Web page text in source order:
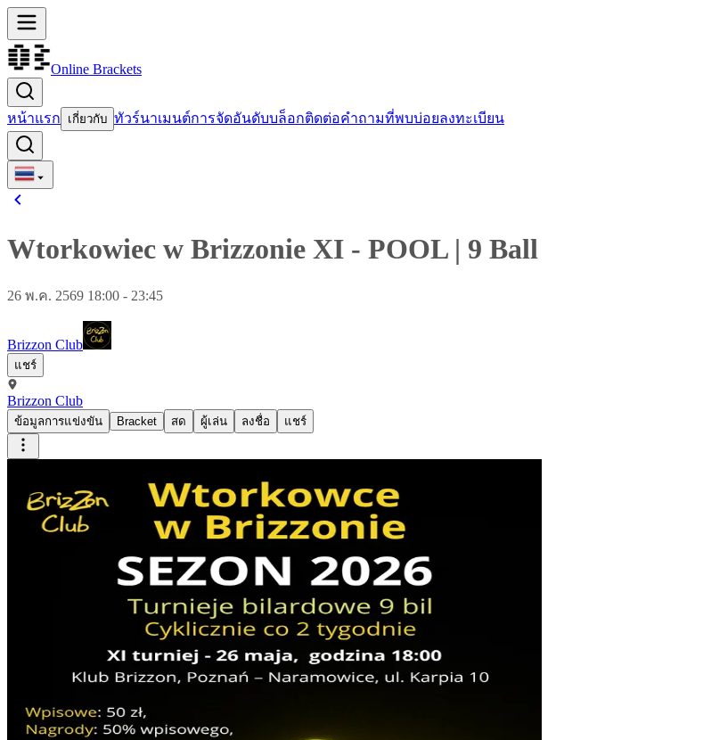
Online Brackets
หน้าแรก เกี่ยวกับ ทัวร์นาเมนต์การจัดอันดับบล็อกติดต่อคำถามที่พบบ่อยลงทะเบียน
Wtorkowiec w Brizzonie XI - POOL| 9 Ball
26 พ.ค. 2569 18:00 - 23:45
Brizzon Club
แชร์
Brizzon Club
ข้อมูลการแข่งขัน Bracket สด ผู้เล่น ลงชื่อ แชร์